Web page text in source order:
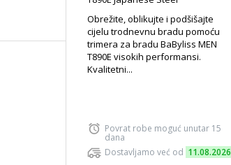
Obrežite, oblikujte i podšišajte
cijelu trodnevnu bradu pomoću
trimera za bradu BaByliss MEN
T890E visokih performansi.
Kvalitetni...
Povrat robe moguć unutar 15
dana
Dostavljamo već od 11.08.2026